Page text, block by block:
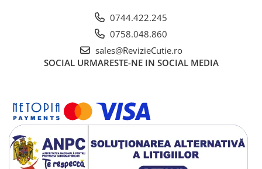
0744.422.245
0758.048.860
sales@RevizieCutie.ro
SOCIAL URMARESTE-NE IN SOCIAL MEDIA